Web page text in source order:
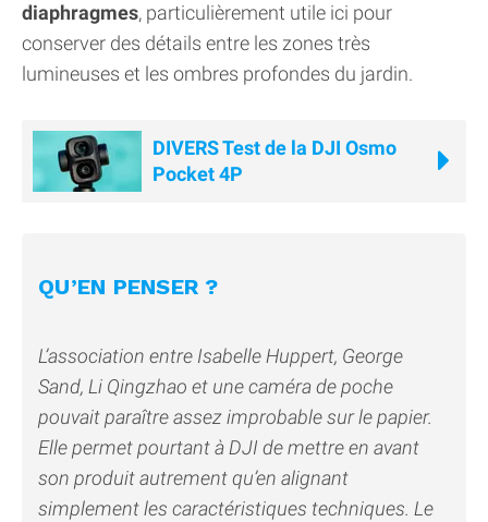
diaphragmes, particulièrement utile ici pour
conserver des détails entre les zones très
lumineuses et les ombres profondes du jardin.
DIVERS Test de la DJI Osmo
Pocket 4P
QU’EN PENSER ?
L’association entre Isabelle Huppert, George
Sand, Li Qingzhao et une caméra de poche
pouvait paraître assez improbable sur le papier.
Elle permet pourtant à DJI de mettre en avant
son produit autrement qu’en alignant
simplement les caractéristiques techniques. Le